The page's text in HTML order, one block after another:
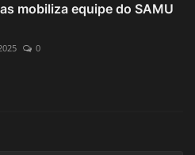
mobiliza equipe do SAMU
0